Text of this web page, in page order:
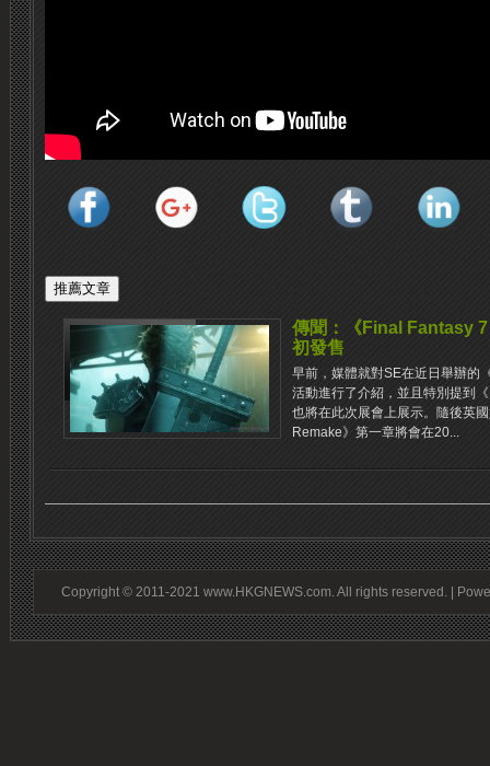
傳聞：《Final Fantasy
初發售
早前，媒體就對SE在近日舉辦的
活動進行了介紹，並且特別提到
也將在此次展會上展示。隨後英
Remake》第一章將會在20...
Copyright © 2011-2021 www.HKGNEWS.com. All rights reserved. |